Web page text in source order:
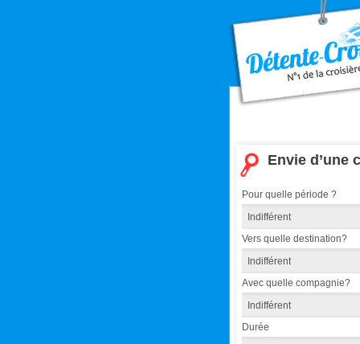
Envie d’une
Pour quelle période ?
Vers quelle destination?
Avec quelle compagnie?
Durée